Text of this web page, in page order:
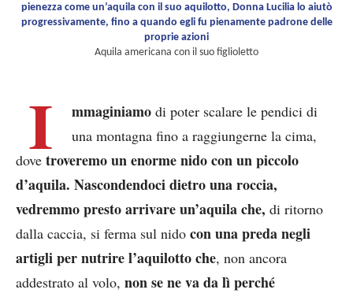
pienezza come un’aquila con il suo aquilotto, Donna Lucilia lo aiutò
progressivamente, fino a quando egli fu pienamente padrone delle
proprie azioni
Aquila americana con il suo figlioletto
I mmaginiamo di poter scalare le pendici di
una montagna fino a raggiungerne la cima,
dove troveremo un enorme nido con un piccolo
d’aquila. Nascondendoci dietro una roccia,
vedremmo presto arrivare un’aquila che, di ritorno
dalla caccia, si ferma sul nido con una preda negli
artigli per nutrire l’aquilottoche, non ancora
addestrato al volo, non se ne va da lì perché